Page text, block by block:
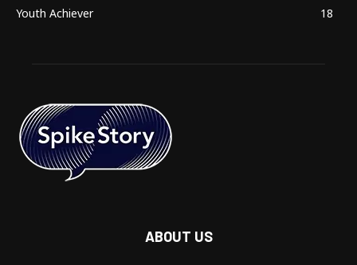
Youth Achiever
18
ABOUT US